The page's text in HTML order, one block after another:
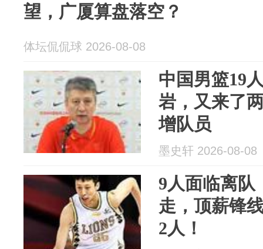
望，广厦算盘落空？
体坛侃侃球 2026-08-08
中国男篮19
岩，又来了
增队员
墨史轩 2026-08-08
9人面临离队
走，顶薪锋
2人！